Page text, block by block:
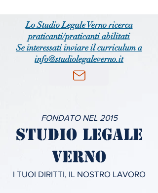
Lo Studio Legale Verno ricerca
praticanti/praticanti abilitati
Se interessati inviare il curriculum a
info@studiolegaleverno.it
FONDATO NEL 2015
Studio Legale
Verno
I TUOI DIRITTI, IL NOSTRO LAVORO​